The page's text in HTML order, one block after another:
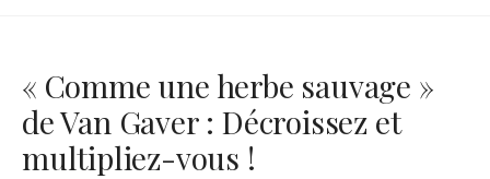
« Comme une herbe sauvage »
de Van Gaver : Décroissez et
multipliez-vous !